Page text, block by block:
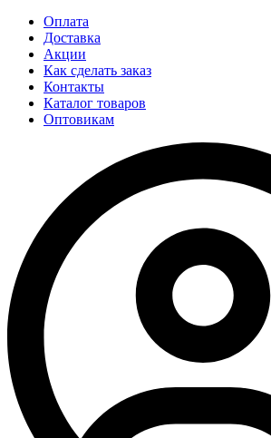
Оплата
Доставка
Акции
Как сделать заказ
Контакты
Каталог товаров
Оптовикам